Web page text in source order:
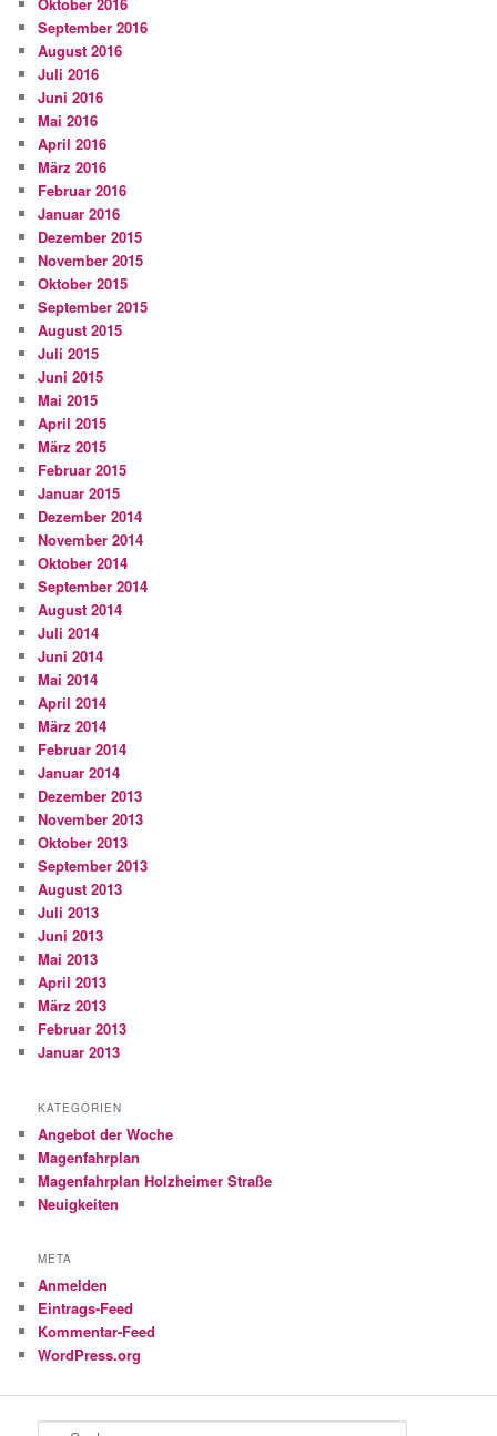
September 2016
August 2016
Juli 2016
Juni 2016
Mai 2016
April 2016
März 2016
Februar 2016
Januar 2016
Dezember 2015
November 2015
Oktober 2015
September 2015
August 2015
Juli 2015
Juni 2015
Mai 2015
April 2015
März 2015
Februar 2015
Januar 2015
Dezember 2014
November 2014
Oktober 2014
September 2014
August 2014
Juli 2014
Juni 2014
Mai 2014
April 2014
März 2014
Februar 2014
Januar 2014
Dezember 2013
November 2013
Oktober 2013
September 2013
August 2013
Juli 2013
Juni 2013
Mai 2013
April 2013
März 2013
Februar 2013
Januar 2013
KATEGORIEN
Angebot der Woche
Magenfahrplan
Magenfahrplan Holzheimer Straße
Neuigkeiten
META
Anmelden
Eintrags-Feed
Kommentar-Feed
WordPress.org